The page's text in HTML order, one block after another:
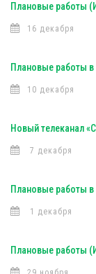
Плановые работы
16 декабря
Плановые работы
10 декабря
Новый телеканал
7 декабря
Плановые работы
1 декабря
Плановые работы